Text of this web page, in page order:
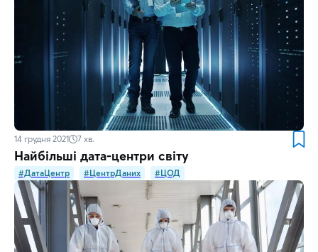
14 грудня 2021 7 хв.
Найбільші дата-центри світу
#ДатаЦентр #ЦентрДаних #ЦОД